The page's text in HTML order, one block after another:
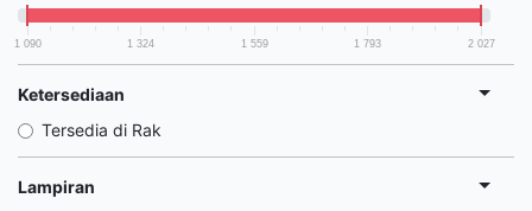
1 090 1 324 1 559 1 793 2 027
Ketersediaan
Tersedia di Rak
Lampiran